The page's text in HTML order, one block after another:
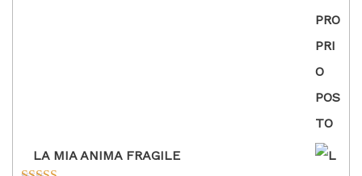
LA MIA ANIMA FRAGILE